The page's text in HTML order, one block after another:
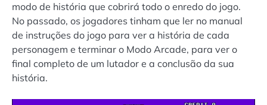
modo de história que cobrirá todo o enredo do jogo.
No passado, os jogadores tinham que ler no manual
de instruções do jogo para ver a história de cada
personagem e terminar o Modo Arcade, para ver o
final completo de um lutador e a conclusão da sua
história.